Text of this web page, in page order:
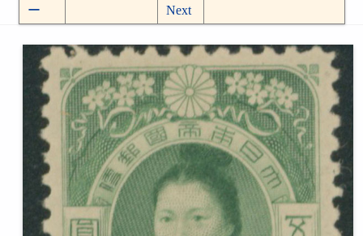
ー
Next